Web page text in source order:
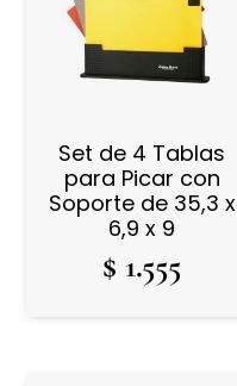
Set de 4 Tablas
para Picar con
Soporte de 35,3 x
6,9 x 9
$ 1.555